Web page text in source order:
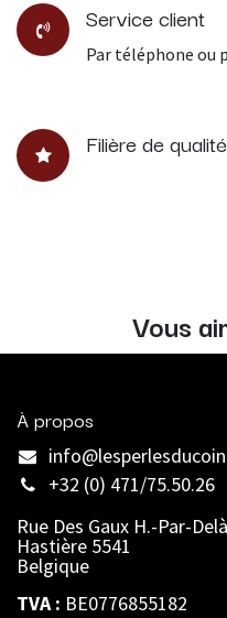
Service client
Par téléphone ou
Filière de qualité
Vous
À propos
+32 (0) 471/75.50.26
Rue Des Gaux H.-Par-
Hastière 5541
Belgique
TVA : BE0776855182